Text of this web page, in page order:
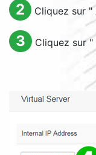
2 Cliquez sur "
3 Cliquez sur "